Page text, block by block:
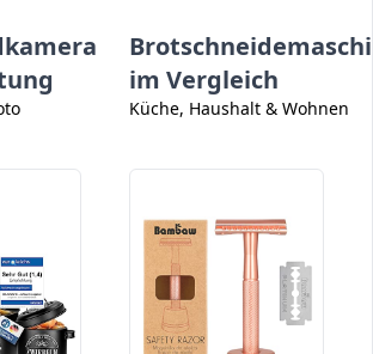
im Vergleich
Küche, Haushalt & Wohnen